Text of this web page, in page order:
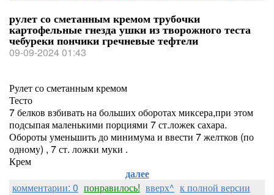
рулет со сметанным кремом трубочки
картофельные гнезда ушки из творожного теста
чебуреки пончики гречневые тефтели
09-09-2024 01:43
Рулет со сметанным кремом
Тесто
7 белков взбивать на больших оборотах миксера,при этом
подсыпая маленькими порциями 7 ст.ложек сахара.
Обороты уменьшить до минимума и ввести 7 желтков (по
одному) , 7 ст. ложки муки .
Крем
далее
комментарии: 0 понравилось! вверх^ к полной версии